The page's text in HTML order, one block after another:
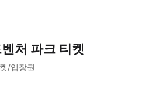
처 파크 티켓
/입장권